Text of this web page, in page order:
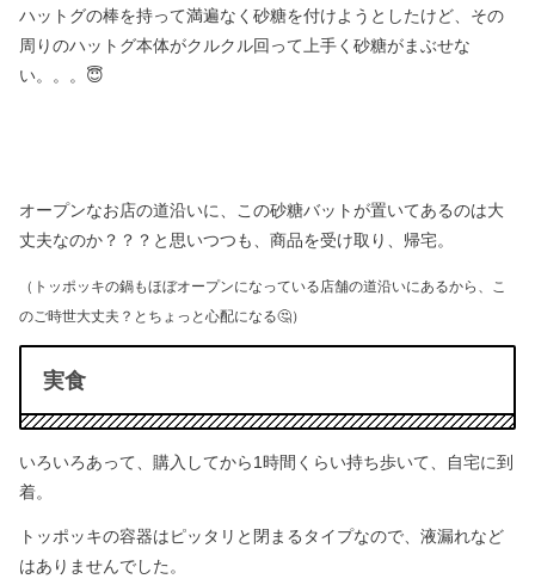
ハットグの棒を持って満遍なく砂糖を付けようとしたけど、 その
周りのハットグ本体がクルクル回って上手く砂糖がまぶせな
い。。。😇
オープンなお店の道沿いに、この砂糖バットが置いてあるのは大
丈夫なのか？？？と思いつつも、 商品を受け取り、帰宅。
（トッポッキの鍋もほぼオープンになっている店舗の道沿いにあるから、こ
のご時世大丈夫？とちょっと心配になる🤔）
実食
いろいろあって、購入してから1時間くらい持ち歩いて、自宅に到
着。
トッポッキの容器はピッタリと閉まるタイプなので、液漏れなど
はありませんでした。